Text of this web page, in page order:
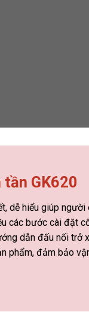
GK620
dễ hiểu giúp người
các bước cài đặt
dẫn đấu nối trở
phẩm, đảm bảo